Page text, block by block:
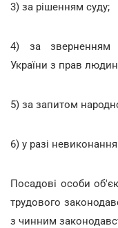
3) за рішенням суду;
4) за зверненням
України з прав
5) за запитом
6) у разі
Посадові особи
трудового
з чинним